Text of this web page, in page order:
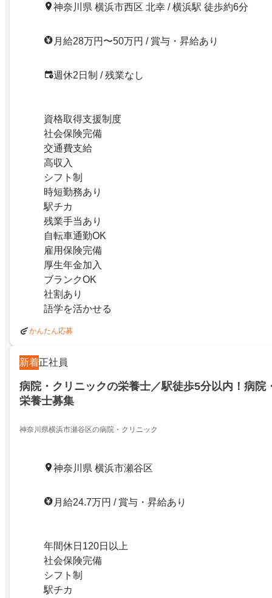
神奈川県 横浜市西区 北幸 / 横浜駅 徒歩約6分
月給28万円〜50万円 / 賞与・昇給あり
週休2日制 / 残業なし
資格取得支援制度
社会保険完備
交通費支給
高収入
シフト制
時短勤務あり
駅チカ
残業手当あり
自転車通勤OK
雇用保険完備
厚生年金加入
ブランクOK
社割あり
語学を活かせる
かんたん応募
新着正社員
病院・クリニックの栄養士／駅徒歩5分以内！病院
栄養士募集
神奈川県横浜市瀬谷区の病院・クリニック
神奈川県 横浜市瀬谷区
月給24.7万円 / 賞与・昇給あり
年間休日120日以上
社会保険完備
シフト制
駅チカ